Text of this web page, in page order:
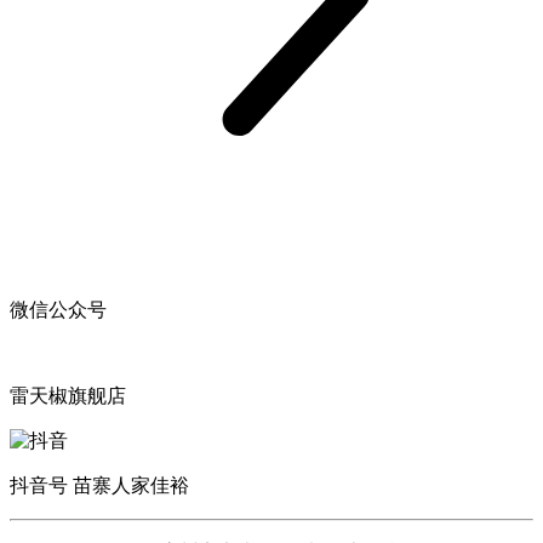
微信公众号
雷天椒旗舰店
抖音号 苗寨人家佳裕